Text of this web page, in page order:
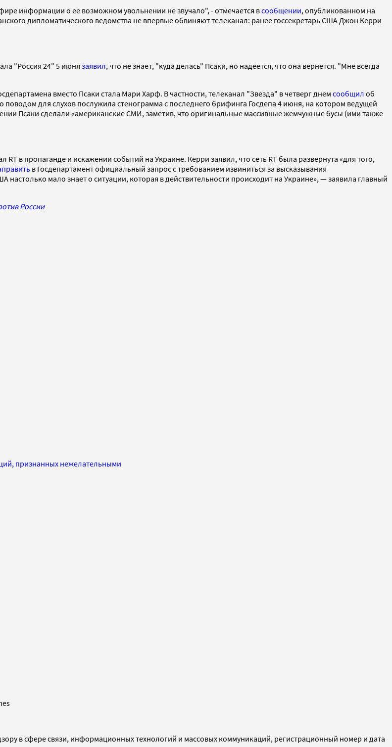
информации о ее возможном увольнении не звучало", - отмечается всообщении, опубликованном на
дипломатического ведомства не впервые обвиняют телеканал: ранее госсекретарь США Джон Керри
"Россия 24" 5 июня заявил, что не знает, "куда делась" Псаки, но надеется, что она вернется. "Мне всегда
вместо Псаки стала Мари Харф. В частности, телеканал "Звезда" в четверг днем сообщил об
поводом для слухов послужила стенограмма с последнего брифинга Госдепа 4 июня, на котором ведущей
Псаки сделали «американские СМИ, заметив, что оригинальные массивные жемчужные бусы (ими также
в пропаганде и искажении событий на Украине. Керри заявил, что сеть RT была развернута «для того,
в Госдепартамент официальный запрос с требованием извиниться за высказывания
настолько мало знает о ситуации, которая в действительности происходит на Украине», — заявила главный
России
признанных нежелательными
в сфере связи, информационных технологий и массовых коммуникаций, регистрационный номер и дата